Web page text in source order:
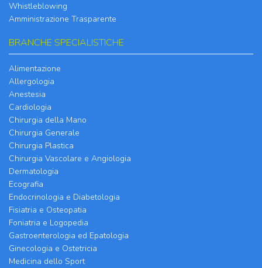
Whistleblowing
Amministrazione Trasparente
BRANCHE SPECIALISTICHE
Alimentazione
Allergologia
Anestesia
Cardiologia
Chirurgia della Mano
Chirurgia Generale
Chirurgia Plastica
Chirurgia Vascolare e Angiologia
Dermatologia
Ecografia
Endocrinologia e Diabetologia
Fisiatria e Osteopatia
Foniatria e Logopedia
Gastroenterologia ed Epatologia
Ginecologia e Ostetricia
Medicina dello Sport